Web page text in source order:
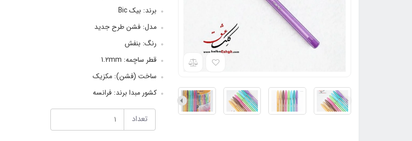
برند: بیک Bic
مدل: فشن طرح جدید
رنگ: بنفش
قطر ساچمه: 1.2mm
ساخت (فشن): مکزیک
کشور مبدا برند: فرانسه
تعداد